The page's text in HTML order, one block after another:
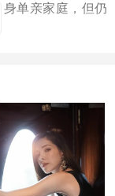
单亲家庭，但仍